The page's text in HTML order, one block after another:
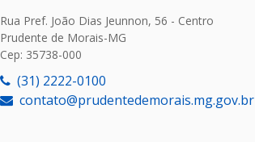
Rua Pref. João Dias Jeunnon, 56 - Centro
Prudente de Morais-MG
Cep: 35738-000
(31) 2222-0100
contato@prudentedemorais.mg.gov.br